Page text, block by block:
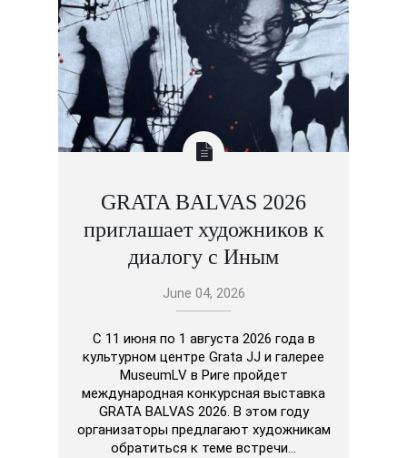
GRATA BALVAS 2026
приглашает художников к
диалогу с Иным
June 04, 2026
С 11 июня по 1 августа 2026 года в
культурном центре Grata JJ и галерее
MuseumLV в Риге пройдет
международная конкурсная выставка
GRATA BALVAS 2026. В этом году
организаторы предлагают художникам
обратиться к теме встречи…